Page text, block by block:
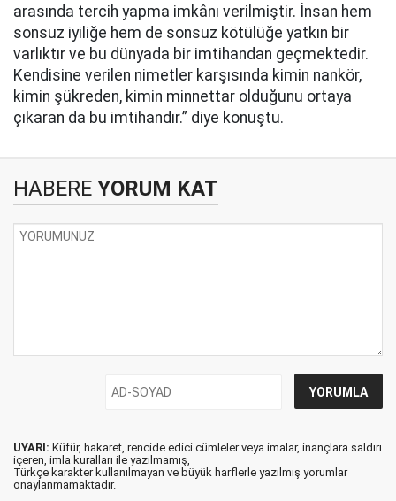
arasında tercih yapma imkânı verilmiştir. İnsan hem
sonsuz iyiliğe hem de sonsuz kötülüğe yatkın bir
varlıktır ve bu dünyada bir imtihandan geçmektedir.
Kendisine verilen nimetler karşısında kimin nankör,
kimin şükreden, kimin minnettar olduğunu ortaya
çıkaran da bu imtihandır.” diye konuştu.
HABERE YORUM KAT
UYARI: Küfür, hakaret, rencide edici cümleler veya imalar, inançlara saldırı
içeren, imla kuralları ile yazılmamış,
Türkçe karakter kullanılmayan ve büyük harflerle yazılmış yorumlar
onaylanmamaktadır.